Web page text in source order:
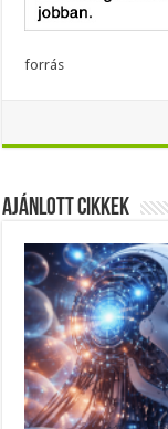
forrás
Ajánlott Cikkek